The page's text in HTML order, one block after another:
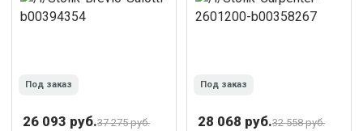
Под заказ
26 093 руб.37 275 руб.
Под заказ
28 068 руб.32 558 руб.